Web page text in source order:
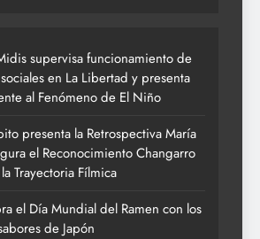
supervisa funcionamiento de
en La Libertad y presenta
al Fenómeno de El Niño
presenta la Retrospectiva María
el Reconocimiento Changarro
Trayectoria Fílmica
el Día Mundial del Ramen con los
de Japón